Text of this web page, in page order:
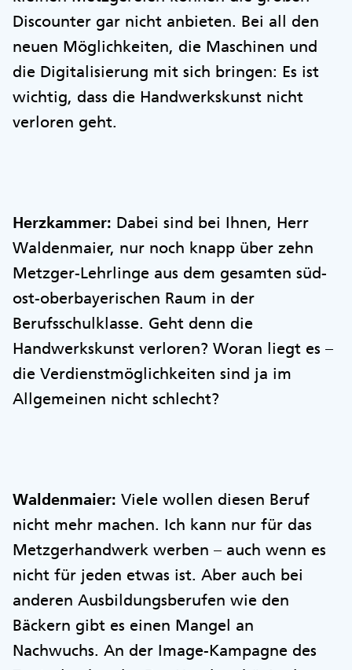
Discounter gar nicht anbieten. Bei all den
neuen Möglichkeiten, die Maschinen und
die Digitalisierung mit sich bringen: Es ist
wichtig, dass die Handwerkskunst nicht
verloren geht.
Herzkammer: Dabei sind bei Ihnen, Herr
Waldenmaier, nur noch knapp über zehn
Metzger-Lehrlinge aus dem gesamten süd-
ost-oberbayerischen Raum in der
Berufsschulklasse. Geht denn die
Handwerkskunst verloren? Woran liegt es –
die Verdienstmöglichkeiten sind ja im
Allgemeinen nicht schlecht?
Waldenmaier: Viele wollen diesen Beruf
nicht mehr machen. Ich kann nur für das
Metzgerhandwerk werben – auch wenn es
nicht für jeden etwas ist. Aber auch bei
anderen Ausbildungsberufen wie den
Bäckern gibt es einen Mangel an
Nachwuchs. An der Image-Kampagne des